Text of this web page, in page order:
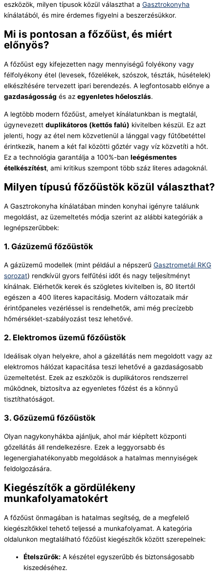
eszközök, milyen típusok közül választhat a Gasztrokonyha
kínálatából, és mire érdemes figyelni a beszerzésükkor.
Mi is pontosan a főzőüst, és miért
előnyös?
A főzőüst egy kifejezetten nagy mennyiségű folyékony vagy
félfolyékony étel (levesek, főzelékek, szószok, tészták, húsételek)
elkészítésére tervezett ipari berendezés. A legfontosabb előnye a
gazdaságosság és az egyenletes hőeloszlás.
A legtöbb modern főzőüst, amelyet kínálatunkban is megtalál,
úgynevezett duplikátoros (kettős falú) kivitelben készül. Ez azt
jelenti, hogy az étel nem közvetlenül a lánggal vagy fűtőbetéttel
érintkezik, hanem a két fal közötti gőztér vagy víz közvetíti a hőt.
Ez a technológia garantálja a 100%-ban leégésmentes
ételkészítést, ami kritikus szempont több száz literes adagoknál.
Milyen típusú főzőüstök közül választhat?
A Gasztrokonyha kínálatában minden konyhai igényre találunk
megoldást, az üzemeltetés módja szerint az alábbi kategóriák a
legnépszerűbbek:
1. Gázüzemű főzőüstök
A gázüzemű modellek (mint például a népszerű Gasztrometál RKG
sorozat) rendkívül gyors felfűtési időt és nagy teljesítményt
kínálnak. Elérhetők kerek és szögletes kivitelben is, 80 litertől
egészen a 400 literes kapacitásig. Modern változataik már
érintőpaneles vezérléssel is rendelhetők, ami még precízebb
hőmérséklet-szabályozást tesz lehetővé.
2. Elektromos üzemű főzőüstök
Ideálisak olyan helyekre, ahol a gázellátás nem megoldott vagy az
elektromos hálózat kapacitása teszi lehetővé a gazdaságosabb
üzemeltetést. Ezek az eszközök is duplikátoros rendszerrel
működnek, biztosítva az egyenletes főzést és a könnyű
tisztíthatóságot.
3. Gőzüzemű főzőüstök
Olyan nagykonyhákba ajánljuk, ahol már kiépített központi
gőzellátás áll rendelkezésre. Ezek a leggyorsabb és
legenergiahatékonyabb megoldások a hatalmas mennyiségek
feldolgozására.
Kiegészítők a gördülékeny
munkafolyamatokért
A főzőüst önmagában is hatalmas segítség, de a megfelelő
kiegészítőkkel tehető teljessé a munkafolyamat. A kategória
oldalunkon megtalálható főzőüst kiegészítők között szerepelnek:
Ételszűrők: A készétel egyszerűbb és biztonságosabb
kiszedéséhez.